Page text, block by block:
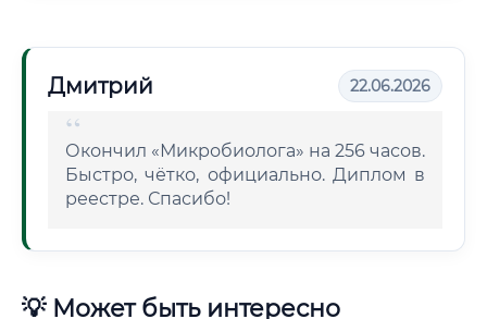
Дмитрий 22.06.2026
Окончил «Микробиолога» на 256 часов.
Быстро, чётко, официально. Диплом в
реестре. Спасибо!
💡 Может быть интересно